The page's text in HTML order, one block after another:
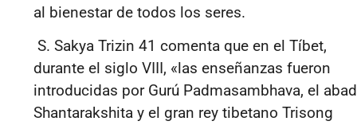
al bienestar de todos los seres.
S. Sakya Trizin 41 comenta que en el Tíbet,
durante el siglo VIII, «las enseñanzas fueron
introducidas por Gurú Padmasambhava, el abad
Shantarakshita y el gran rey tibetano Trisong